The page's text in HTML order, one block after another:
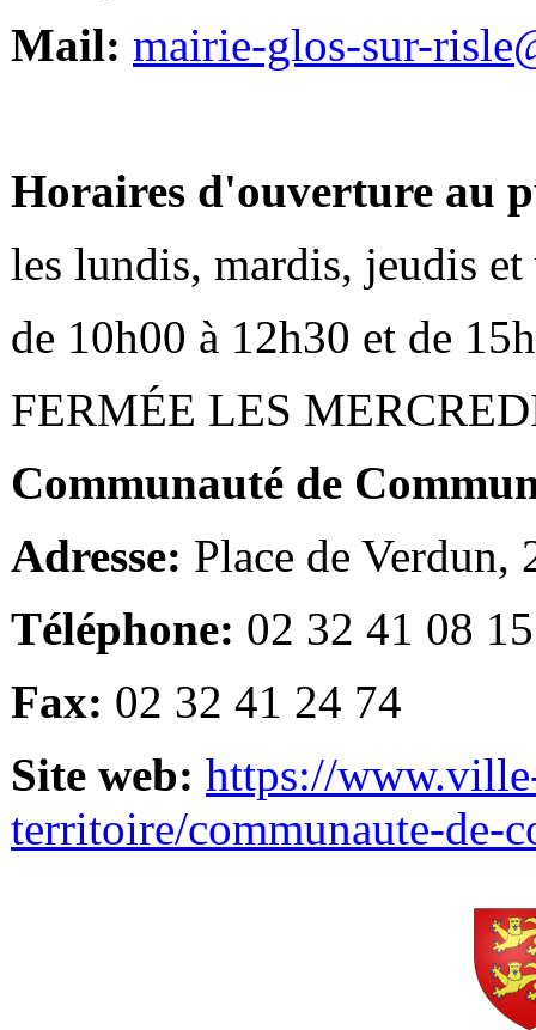
Mail: mairie-glos-sur-
Horaires d'ouverture au
les lundis, mardis, jeudis et
de 10h00 à 12h30 et de
FERMÉE LES
Communauté de
Adresse: Place de Verdun,
Téléphone: 02 32 41 08 15
Fax: 02 32 41 24 74
Site web: https://
territoire/communaute-de-